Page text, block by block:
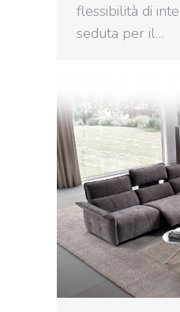
flessibilità di
seduta per il…